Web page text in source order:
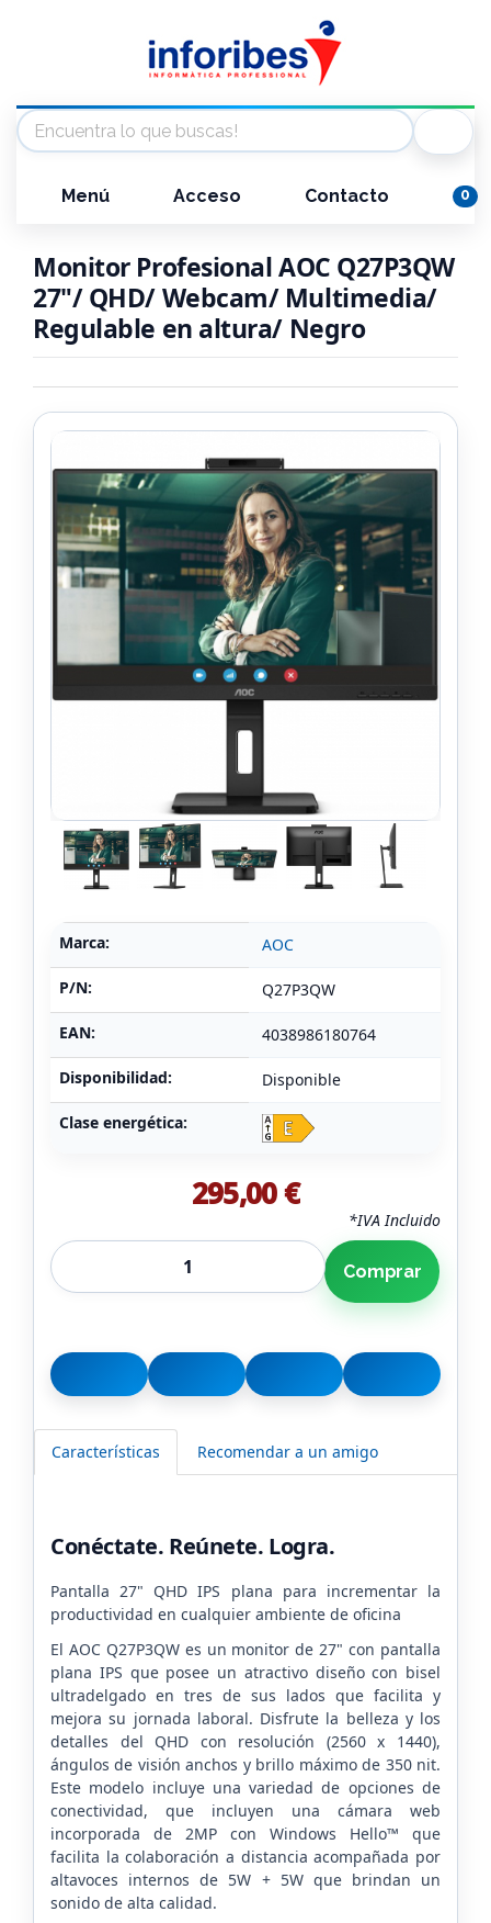
Menú Acceso Contacto 0
Monitor Profesional AOC Q27P3QW
27"/ QHD/ Webcam/ Multimedia/
Regulable en altura/ Negro
Marca: AOC
P/N: Q27P3QW
EAN: 4038986180764
Disponibilidad: Disponible
Clase energética:
295,00 €
*IVA Incluido
Comprar
Características Recomendar a un amigo
Conéctate. Reúnete. Logra.
Pantalla 27" QHD IPS plana para incrementar la
productividad en cualquier ambiente de oficina
El AOC Q27P3QW es un monitor de 27" con pantalla
plana IPS que posee un atractivo diseño con bisel
ultradelgado en tres de sus lados que facilita y
mejora su jornada laboral. Disfrute la belleza y los
detalles del QHD con resolución (2560 x 1440),
ángulos de visión anchos y brillo máximo de 350 nit.
Este modelo incluye una variedad de opciones de
conectividad, que incluyen una cámara web
incorporada de 2MP con Windows Hello™ que
facilita la colaboración a distancia acompañada por
altavoces internos de 5W + 5W que brindan un
sonido de alta calidad.